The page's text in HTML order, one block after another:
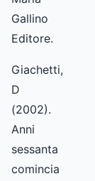
Gallino
Editore.
Giachetti,
D
(2002).
Anni
sessanta
comincia